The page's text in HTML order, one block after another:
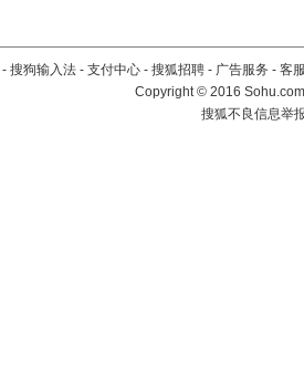
- 搜狗输入法 - 支付中心 - 搜狐招聘 - 广告服务 - 客
Copyright©2016
搜狐不良信息举